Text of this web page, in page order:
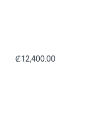
₡12,400.00